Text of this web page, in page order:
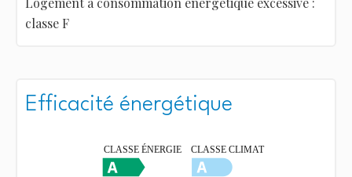
classe F
Efficacité énergétique